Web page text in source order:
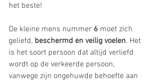
het beste!
De kleine mens nummer 6 moet zich
geliefd, beschermd en veilig voelen. Het
is het soort persoon dat altijd verliefd
wordt op de verkeerde persoon,
vanwege zijn ongehuwde behoefte aan